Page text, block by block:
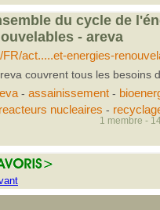
du cycle de
- areva
act.....et-energies-
couvrent tous les besoins
- assainissement-
reacteurs nucleaires -
1 membre -